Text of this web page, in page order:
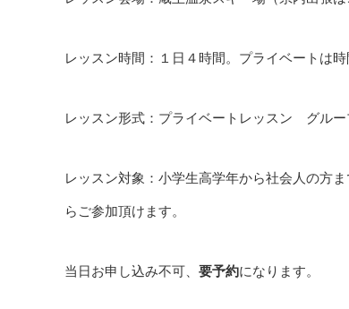
レッスン時間：１日４時間。プライベートは
レッスン形式：プライベートレッスン グルー
レッスン対象：小学生高学年から社会人の方
らご参加頂けます。
当日お申し込み不可、 要予約になります。